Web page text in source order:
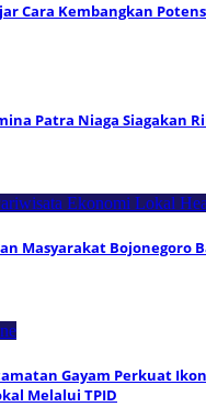
Cara Kembangkan
Patra Niaga Siagakan
Ekonomi Lokal
Masyarakat Bojonegoro
Gayam Perkuat
Melalui TPID